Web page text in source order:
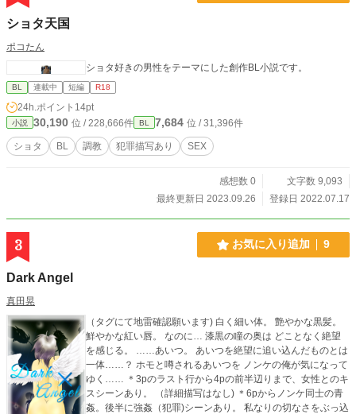
ショタ天国
ポコたん
ショタ好きの男性をテーマにした創作BL小説です。
BL 連載中 短編 R18
24h.ポイント 14pt
小説 30,190 位 / 228,666件 BL 7,684 位 / 31,396件
ショタ BL 調教 犯罪描写あり SEX
感想数 0
文字数 9,093
最終更新日 2023.09.26
登録日 2022.07.17
3 お気に入り追加 9
Dark Angel
真田晃
（タグにて地雷確認願います) 白く細い体。 艶やかな黒髪。
鮮やかな紅い唇。 なのに… 漆黒の瞳の奥は どことなく絶望
を感じる。 ……あいつ。 あいつを絶望に追い込んだものとは
一体……？ ホモと噂されるあいつを ノンケの俺が気になって
ゆく…… ＊3pのラスト行から4pの前半辺りまで、女性とのキ
スシーンあり。 （詳細描写はなし) ＊6pからノンケ同士の青
姦。後半に強姦（犯罪)シーンあり。 私なりの切なさをぶっ込